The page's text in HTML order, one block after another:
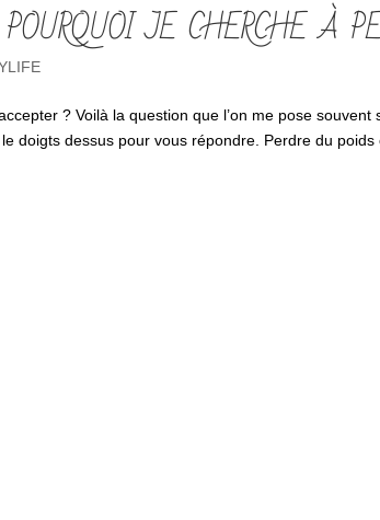
JE CHERCHE À
? Voilà la question que l’on me pose
doigts dessus pour vous répondre. Perdre du